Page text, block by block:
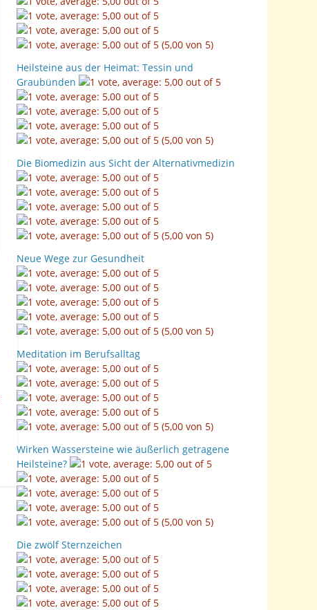
(5,00 von 5)
Heilsteine aus der Heimat: Tessin und
Graubünden
(5,00 von 5)
Die Biomedizin aus Sicht der Alternativmedizin
(5,00 von 5)
Neue Wege zur Gesundheit
(5,00 von 5)
Meditation im Berufsalltag
(5,00 von 5)
Wirken Wassersteine wie äußerlich getragene
Heilsteine?
(5,00 von 5)
Die zwölf Sternzeichen